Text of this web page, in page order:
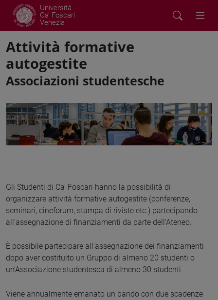
Università
Ca' Foscari
Venezia
Attività formative
autogestite
Associazioni studentesche
Gli Studenti di Ca' Foscari hanno la possibilità di
organizzare attività formative autogestite (conferenze,
seminari, cineforum, stampa di riviste etc.) partecipando
all'assegnazione di finanziamenti da parte dell'Ateneo.
È possibile partecipare all'assegnazione dei finanziamenti
dopo aver costituito un Gruppo di almeno 20 studenti o
un'Associazione studentesca di almeno 30 studenti.
Viene annualmente emanato un bando con due scadenze